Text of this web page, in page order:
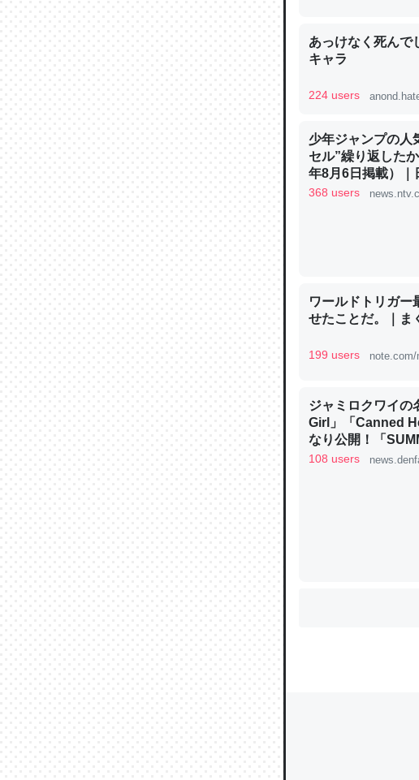
の600分の1程度。
─ニュース :: 【研究
論文では「淡水は
は」とあって面白
─ニュース :: 【研究
これを元に考える
類だと殻を無くし
ウチもEchoを実
中。あと、
─たまにLINEするく
あっけなく死んで
キャラ
224 users
少年ジャンプの人
セル”繰り返した
年8月6日掲載）｜
368 users
ワールドトリガー
せたことだ。｜ま
199 users
ジャミロクワイ
Girl」「Canned
なり公開！「
なる日本公演を記
108 users